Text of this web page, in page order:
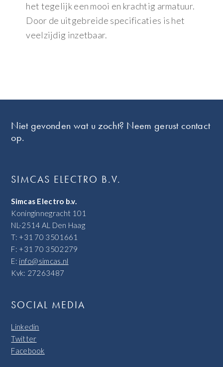
het tegelijk een mooi en krachtig armatuur.
Door de uitgebreide specificaties is het
veelzijdig inzetbaar.
Niet gevonden wat u zocht? Neem gerust contact
op.
SIMCAS ELECTRO B.V.
Simcas Electro b.v.
Koninginnegracht 101
NL-2514 AL Den Haag
T: +31 70 3501661
F: +31 70 3502279
E: info@simcas.nl
Kvk: 27263487
SOCIAL MEDIA
Linkedin
Twitter
Facebook